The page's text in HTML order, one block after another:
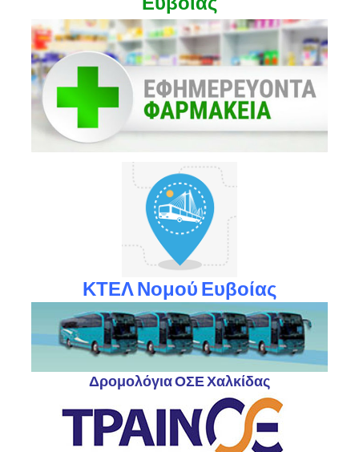
ΚΤΕΛ Νομού Ευβοίας
Δρομολόγια ΟΣΕ Χαλκίδας